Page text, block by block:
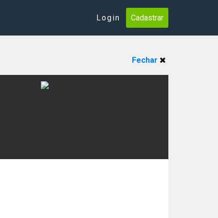
Login Cadastrar
Fechar